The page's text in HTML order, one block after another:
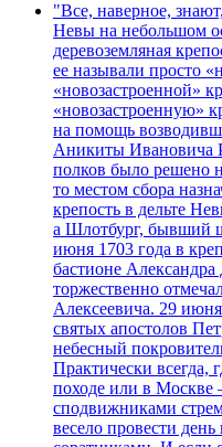
"Все, наверное,
Невы на небольшом
деревоземляная
ее называли просто
«новозастроенной»
«новозастроенную»
на помощь
Аникиты Ивановича
полков было решено
то местом сбора
крепость в дельте
а Шлотбург, бывший
июня 1703 года в
бастионе
торжественно
Алексеевича. 29
святых апостолов
небесный
Практически всегда,
походе или в Москве
сподвижниками
весело провести